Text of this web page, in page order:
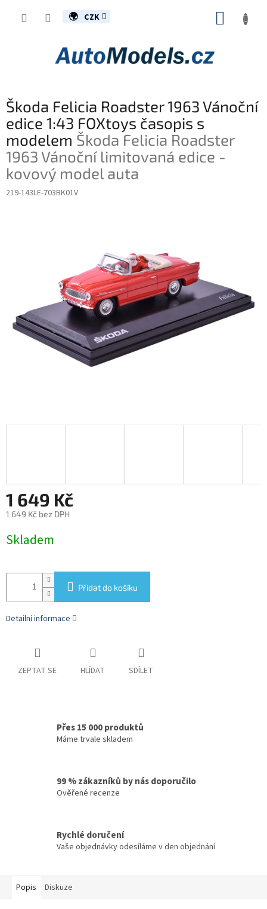
CZK
Škoda Felicia Roadster 1963 Vánoční
edice 1:43 FOXtoys časopis s
modelem Škoda Felicia Roadster
1963 Vánoční limitovaná edice -
kovový model auta
219-143LE-703BK01V
1 649 Kč
1 649 Kč bez DPH
cena:
Skladem
Přidat do košíku
Detailní informace
ZEPTAT SE HLÍDAT SDÍLET
Přes 15 000 produktů
Máme trvale skladem
99 % zákazníků by nás doporučilo
Ověřené recenze
Rychlé doručení
Vaše objednávky odesíláme v den objednání
Popis Diskuze